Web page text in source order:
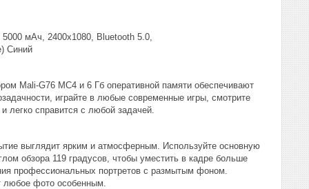
мАч, 2400х1080, Bluetooth 5.0,
Синий
Mali-G76 MC4 и 6 Гб оперативной памяти обеспечивают
играйте в любые современные игры, смотрите
легко справится с любой задачей.
выглядит ярким и атмосферным. Используйте основную
обзора 119 градусов, чтобы уместить в кадре больше
профессиональных портретов с размытым фоном.
фото особенным.